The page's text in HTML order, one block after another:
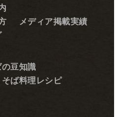
メディア掲載実績
の豆知識
そば料理レシピ